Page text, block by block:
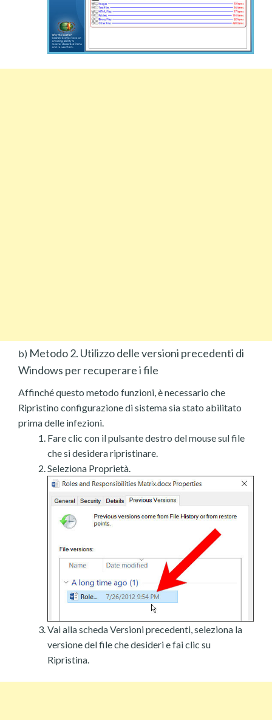
b) Metodo 2. Utilizzo delle versioni precedenti di
Windows per recuperare i file
Affinché questo metodo funzioni, è necessario che
Ripristino configurazione di sistema sia stato abilitato
prima delle infezioni.
Fare clic con il pulsante destro del mouse sul file
che si desidera ripristinare.
Seleziona Proprietà.
Vai alla scheda Versioni precedenti, seleziona la
versione del file che desideri e fai clic su
Ripristina.